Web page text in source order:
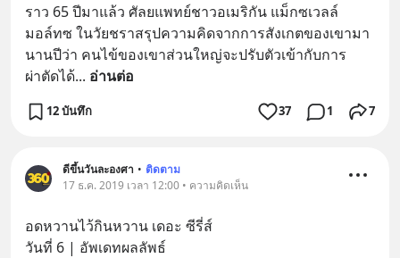
ราว 65 ปีมาแล้ว ศัลยแพทย์ชาวอเมริกัน แม็กซเวลล์
มอล์ทซ ในวัยชราสรุปความคิดจากการสังเกตของเขามา
นานปีว่า คนไข้ของเขาส่วนใหญ่จะปรับตัวเข้ากับการ
ผ่าตัดได้... อ่านต่อ
12 บันทึก 37 1 7
ดีขึ้นวันละองศา • ติดตาม
17 ธ.ค. 2019 เวลา 12:00 • ความคิดเห็น
อดหวานไว้กินหวาน เดอะ ซีรี่ส์
วันที่ 6 | อัพเดทผลลัพธ์